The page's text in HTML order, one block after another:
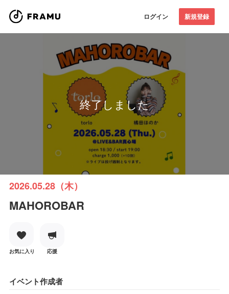
ログイン 新規登録
終了しました
2026.05.28（木）
MAHOROBAR
お気に入り 応援
イベント作成者